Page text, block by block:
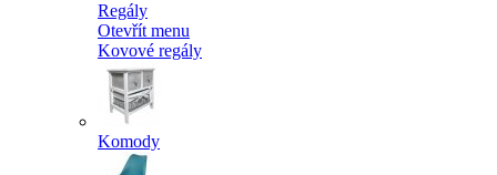
Regály
Otevřít menu
Kovové regály
Komody